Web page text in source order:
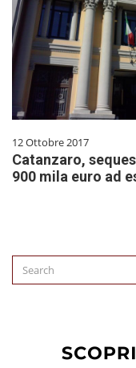
12 Ottobre 2017
Catanzaro,
900 mila euro ad
Search
for: